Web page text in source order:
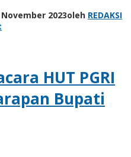
2023oleh REDAKSI
HUT PGRI
Bupati